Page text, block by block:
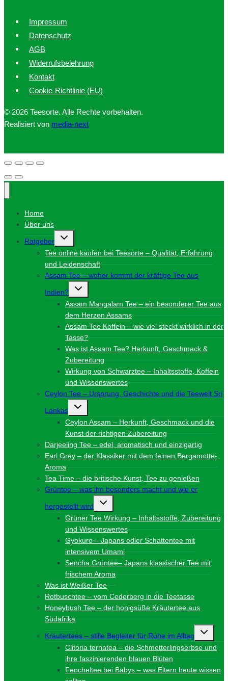
Impressum
Datenschutz
AGB
Widerrufsbelehrung
Kontakt
Cookie-Richtlinie (EU)
© 2026 Teesorte. Alle Rechte vorbehalten.
Realisiert von media-next
Home
Über uns
Ratgeber
Untermenü
Tee online kaufen bei Teesorte – Qualität, Erfahrung
und Leidenschaft
Assam Tee – woher kommt der kräftige Tee aus
Indien?
Untermenü
Assam Mangalam Tee – ein besonderer Tee aus
dem Herzen Assams
Assam Tee Koffein – wie viel steckt wirklich in der
Tasse?
Was ist Assam Tee? Herkunft, Geschmack &
Zubereitung
Wirkung von Schwarztee – Inhaltsstoffe, Koffein
und Wissenswertes
Ceylon Tee – Ursprung, Geschichte und die Teewelt Sri
Lankas
Untermenü
Ceylon Assam – Herkunft, Geschmack und die
Kunst der richtigen Zubereitung
Darjeeling Tee – edel, aromatisch und einzigartig
Earl Grey – der Klassiker mit dem feinen Bergamotte-
Aroma
Tea Time – die britische Kunst, Tee zu genießen
Grüntee – was ihn besonders macht und wie er
hergestellt wird
Untermenü
Grüner Tee Wirkung – Inhaltsstoffe, Zubereitung
und Wissenswertes
Gyokuro – Japans edler Schattentee mit
intensivem Umami
Sencha Grüntee– Japans klassischer Tee mit
frischem Aroma
Was ist Weißer Tee
Rotbuschtee – vom Cederberg in die Teetasse
Honeybush Tee – der honigsüße Kräutertee aus
Südafrika
Kräutertees – stille Begleiter für Ruhe im Alltag
Clitoria ternatea – die Schmetterlingserbse und
ihre faszinierenden blauen Blüten
Fencheltee bei Babys – was Eltern heute wissen